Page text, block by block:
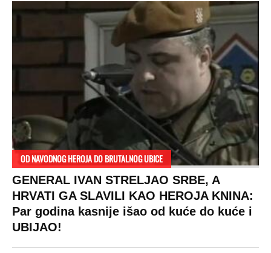
OD NAVODNOG HEROJA DO BRUTALNOG UBICE
GENERAL IVAN STRELJAO SRBE, A
HRVATI GA SLAVILI KAO HEROJA KNINA:
Par godina kasnije išao od kuće do kuće i
UBIJAO!